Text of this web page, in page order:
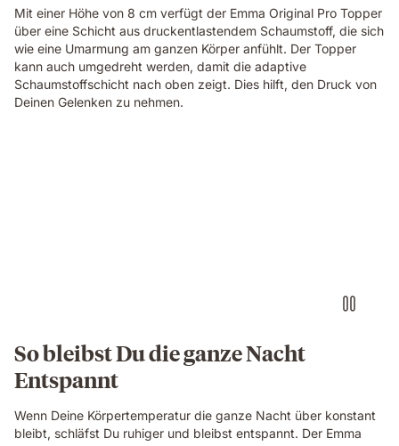
Mit einer Höhe von 8 cm verfügt der Emma Original Pro Topper
über eine Schicht aus druckentlastendem Schaumstoff, die sich
wie eine Umarmung am ganzen Körper anfühlt. Der Topper
kann auch umgedreht werden, damit die adaptive
Schaumstoffschicht nach oben zeigt. Dies hilft, den Druck von
Deinen Gelenken zu nehmen.
So bleibst Du die ganze Nacht
Entspannt
Wenn Deine Körpertemperatur die ganze Nacht über konstant
bleibt, schläfst Du ruhiger und bleibst entspannt. Der Emma